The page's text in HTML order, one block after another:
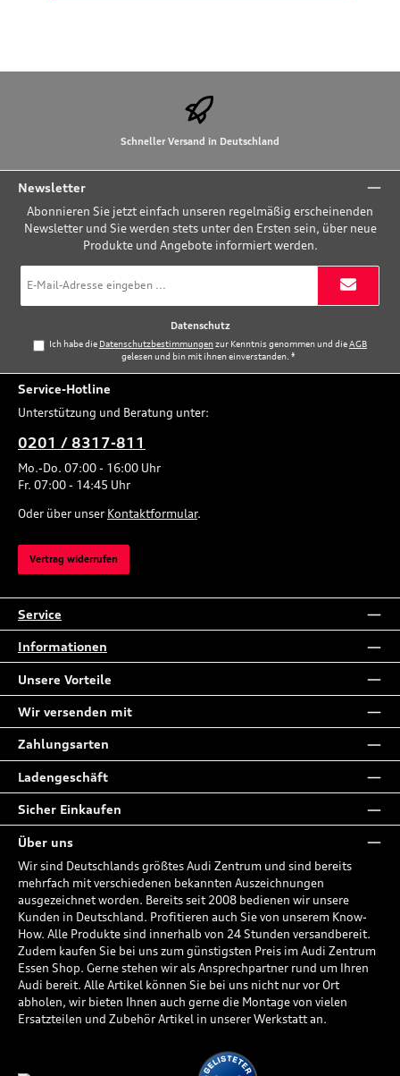
Schneller Versand in Deutschland
Newsletter
Abonnieren Sie jetzt einfach unseren regelmäßig erscheinenden
Newsletter und Sie werden stets unter den Ersten sein, über neue
Produkte und Angebote informiert werden.
Mail-
Datenschutz
Ich habe die Datenschutzbestimmungenzur Kenntnis genommen und dieAGB
gelesen und bin mit ihnen einverstanden.*
Service-Hotline
Unterstützung und Beratung unter:
0201 / 8317-811
Mo.-Do. 07:00 - 16:00 Uhr
Fr. 07:00 - 14:45 Uhr
Oder über unser Kontaktformular.
Vertrag widerrufen
Service
Informationen
Unsere Vorteile
Wir versenden mit
Zahlungsarten
Ladengeschäft
Sicher Einkaufen
Über uns
Wir sind Deutschlands größtes Audi Zentrum und sind bereits
mehrfach mit verschiedenen bekannten Auszeichnungen
ausgezeichnet worden. Bereits seit 2008 bedienen wir unsere
Kunden in Deutschland. Profitieren auch Sie von unserem Know-
How. Alle Produkte sind innerhalb von 24 Stunden versandbereit.
Zudem kaufen Sie bei uns zum günstigsten Preis im Audi Zentrum
Essen Shop. Gerne stehen wir als Ansprechpartner rund um Ihren
Audi bereit. Alle Artikel können Sie bei uns nicht nur vor Ort
abholen, wir bieten Ihnen auch gerne die Montage von vielen
Ersatzteilen und Zubehör Artikel in unserer Werkstatt an.